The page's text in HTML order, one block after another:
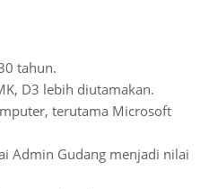
tahun.
D3 lebih diutamakan.
terutama Microsoft
Admin Gudang menjadi nilai